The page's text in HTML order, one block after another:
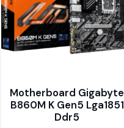
Motherboard Gigabyte
B860M K Gen5 Lga1851
Ddr5